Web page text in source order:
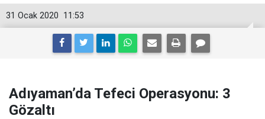
11:53
31 Ocak 2020
Adıyaman’da Tefeci Operasyonu: 3
Gözaltı